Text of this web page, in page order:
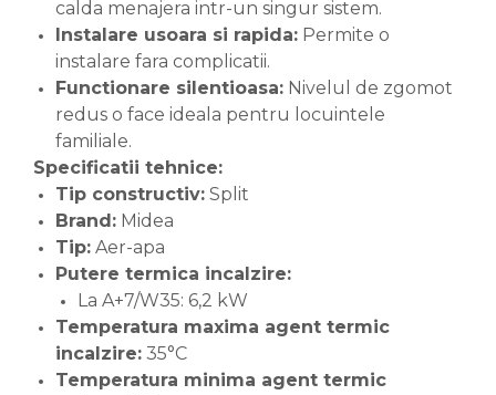
calda menajera intr-un singur sistem.
Instalare usoara si rapida: Permite o
instalare fara complicatii.
Functionare silentioasa: Nivelul de zgomot
redus o face ideala pentru locuintele
familiale.
Specificatii tehnice:
Tip constructiv: Split
Brand: Midea
Tip: Aer-apa
Putere termica incalzire:
La A+7/W35: 6,2 kW
Temperatura maxima agent termic
incalzire: 35°C
Temperatura minima agent termic